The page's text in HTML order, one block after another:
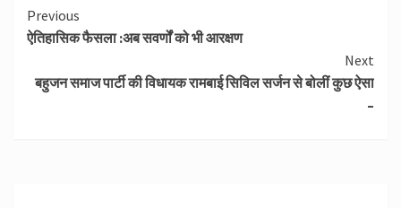
Continue
Reading
Previous
ऐतिहासिक फैसला :अब सवर्णों को भी आरक्षण
Next
बहुजन समाज पार्टी की विधायक रामबाई सिविल सर्जन से बोलीं कुछ ऐसा
–